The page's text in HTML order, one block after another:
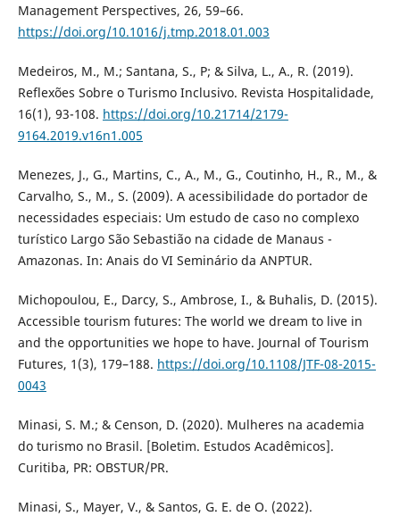
Management Perspectives, 26, 59–66.
https://doi.org/10.1016/j.tmp.2018.01.003
Medeiros, M., M.; Santana, S., P; & Silva, L., A., R. (2019).
Reflexões Sobre o Turismo Inclusivo. Revista Hospitalidade,
16(1), 93-108. https://doi.org/10.21714/2179-
9164.2019.v16n1.005
Menezes, J., G., Martins, C., A., M., G., Coutinho, H., R., M., &
Carvalho, S., M., S. (2009). A acessibilidade do portador de
necessidades especiais: Um estudo de caso no complexo
turístico Largo São Sebastião na cidade de Manaus -
Amazonas. In: Anais do VI Seminário da ANPTUR.
Michopoulou, E., Darcy, S., Ambrose, I., & Buhalis, D. (2015).
Accessible tourism futures: The world we dream to live in
and the opportunities we hope to have. Journal of Tourism
Futures, 1(3), 179–188. https://doi.org/10.1108/JTF-08-2015-
0043
Minasi, S. M.; & Censon, D. (2020). Mulheres na academia
do turismo no Brasil. [Boletim. Estudos Acadêmicos].
Curitiba, PR: OBSTUR/PR.
Minasi, S., Mayer, V., & Santos, G. E. de O. (2022).